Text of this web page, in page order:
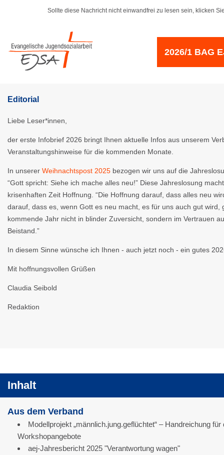
Sollte diese Nachricht nicht einwandfrei zu lesen sein, klicken
2026/1 BAG
Editorial
Liebe Leser*innen,
der erste Infobrief 2026 bringt Ihnen aktuelle Infos aus unserem
Veranstaltungshinweise für die kommenden Monate.
In unserer Weihnachtspost 2025 bezogen wir uns auf die
“Gott spricht: Siehe ich mache alles neu!” Diese Jahreslosung
krisenhaften Zeit Hoffnung. “Die Hoffnung darauf, dass alles neu
darauf, dass es, wenn Gott es neu macht, es für uns auch gut wird,
kommende Jahr nicht in blinder Zuversicht, sondern im Vertrauen
Beistand.”
In diesem Sinne wünsche ich Ihnen - auch jetzt noch - ein gutes
Mit hoffnungsvollen Grüßen
Claudia Seibold
Redaktion
Inhalt
Aus dem Verband
Modellprojekt „männlich.jung.geflüchtet“ – Handreichung
Workshopangebote
aej-Jahresbericht 2025 "Verantwortung wagen"